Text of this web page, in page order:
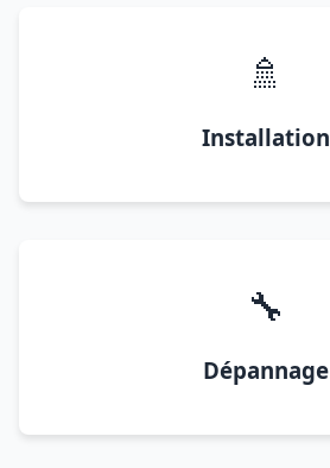
🚿
Installation
🔧
Dépannage